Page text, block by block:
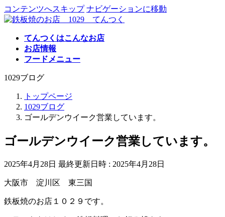
コンテンツへスキップ ナビゲーションに移動
てんつくはこんなお店
お店情報
フードメニュー
1029ブログ
トップページ
1029ブログ
ゴールデンウイーク営業しています。
ゴールデンウイーク営業しています。
2025年4月28日 最終更新日時 : 2025年4月28日
大阪市 淀川区 東三国
鉄板焼のお店１０２９です。